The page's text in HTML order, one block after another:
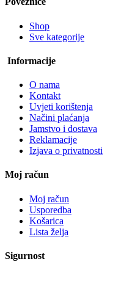
Shop
Sve kategorije
Informacije
O nama
Kontakt
Uvjeti korištenja
Načini plaćanja
Jamstvo i dostava
Reklamacije
Izjava o privatnosti
Moj račun
Moj račun
Usporedba
Košarica
Lista želja
Sigurnost